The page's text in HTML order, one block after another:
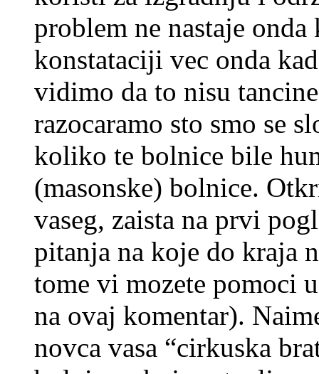
problem ne nastaje
konstataciji vec onda
vidimo da to nisu
razocaramo sto smo se
koliko te bolnice bile
(masonske) bolnice.
vaseg, zaista na prvi
pitanja na koje do kraja
tome vi mozete pomoci
na ovaj komentar).
novca vasa “cirkuska